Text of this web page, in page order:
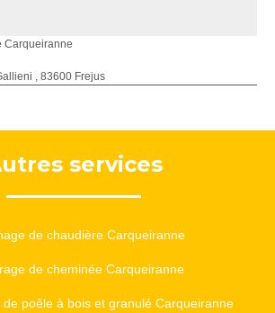
Carqueiranne
, 83600 Frejus
services
de chaudière Carqueiranne
de cheminée Carqueiranne
de poêle à bois et granulé Carqueiranne